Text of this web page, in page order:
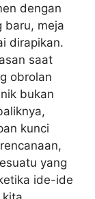
dengan
baru, meja
dirapikan.
saat
obrolan
bukan
kunci
yang
ide-ide